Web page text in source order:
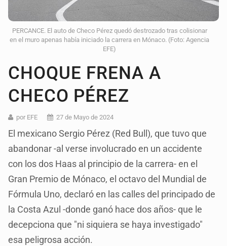
PERCANCE. El auto de Checo Pérez quedó destrozado tras colisionar
en el muro apenas había iniciado la carrera en Mónaco. (Foto: Agencia
EFE)
CHOQUE FRENA A
CHECO PÉREZ
por EFE 27 de Mayo de 2024
El mexicano Sergio Pérez (Red Bull), que tuvo que
abandonar -al verse involucrado en un accidente
con los dos Haas al principio de la carrera- en el
Gran Premio de Mónaco, el octavo del Mundial de
Fórmula Uno, declaró en las calles del principado de
la Costa Azul -donde ganó hace dos años- que le
decepciona que "ni siquiera se haya investigado"
esa peligrosa acción.